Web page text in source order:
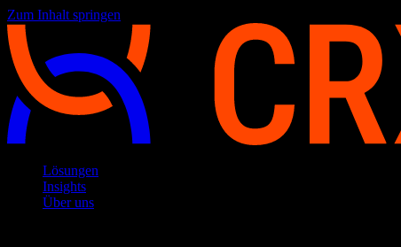
Zum Inhalt springen
Lösungen
Insights
Über uns